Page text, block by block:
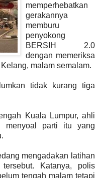
memperhebatkan
gerakannya
memburu
penyokong
BERSIH 2.0
dengan memeriksa
malam semalam.
tidak kurang tiga
Kuala Lumpur, ahli
menyoal parti itu yang
mengadakan latihan
Katanya, polis
tengah malam tetapi